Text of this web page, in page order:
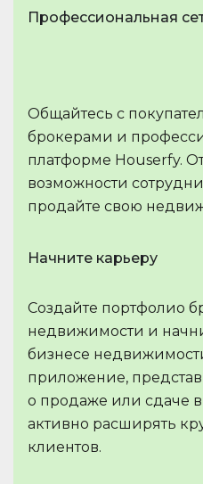
Профессиональная
Общайтесь с
брокерами и
платформе Houserfy.
возможности
продайте свою
Начните карьеру
Создайте портфолио
недвижимости и
бизнесе
приложение,
о продаже или сдаче
активно расширять
клиентов.